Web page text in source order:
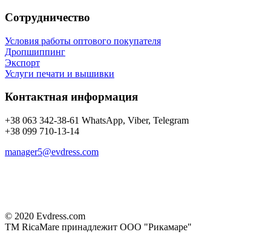
Сотрудничество
Условия работы оптового покупателя
Дропшиппинг
Экспорт
Услуги печати и вышивки
Контактная информация
+38 063 342-38-61 WhatsApp, Viber, Telegram
+38 099 710-13-14
manager5@evdress.com
© 2020 Evdress.com
ТМ RicaMare принадлежит ООО "Рикамаре"